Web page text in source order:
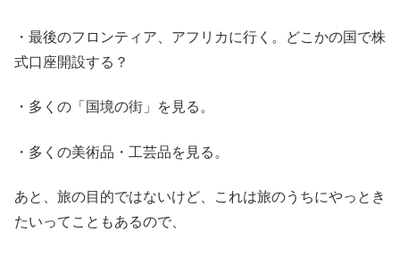
・最後のフロンティア、アフリカに行く。どこかの国で株
式口座開設する？
・多くの「国境の街」を見る。
・多くの美術品・工芸品を見る。
あと、旅の目的ではないけど、これは旅のうちにやっとき
たいってこともあるので、